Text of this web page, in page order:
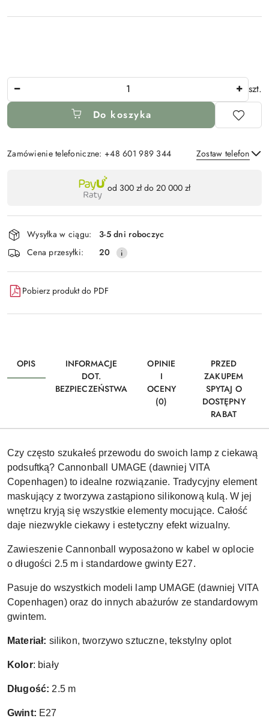
szt.
Do koszyka
Zamówienie telefoniczne: +48 601 989 344 Zostaw telefon
płatność
i
dostawa
od 300 zł do 20 000 zł
Wysyłka w ciągu:
3-5 dni roboczyc
Cena przesyłki:
20
Pobierz produkt do PDF
OPIS
INFORMACJE
DOT.
BEZPIECZEŃSTWA
OPINIE
I
OCENY
(0)
PRZED
ZAKUPEM
SPYTAJ O
DOSTĘPNY
RABAT
Czy często szukałeś przewodu do swoich lamp z ciekawą
podsuftką? Cannonball UMAGE (dawniej VITA
Copenhagen) to idealne rozwiązanie. Tradycyjny element
maskujący z tworzywa zastąpiono silikonową kulą. W jej
wnętrzu kryją się wszystkie elementy mocujące. Całość
daje niezwykle ciekawy i estetyczny efekt wizualny.
Zawieszenie Cannonball wyposażono w kabel w oplocie
o długości 2.5 m i standardowe gwinty E27.
Pasuje do wszystkich modeli lamp UMAGE (dawniej VITA
Copenhagen) oraz do innych abażurów ze standardowym
gwintem.
Materiał: silikon, tworzywo sztuczne, tekstylny oplot
Kolor: biały
Długość: 2.5 m
Gwint: E27